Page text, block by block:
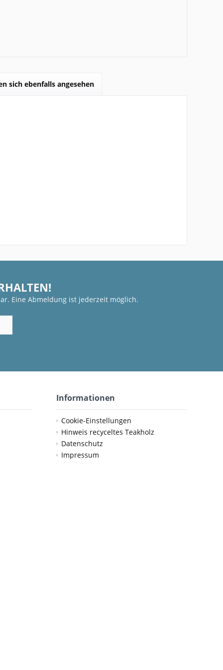
sich ebenfalls angesehen
Eine Abmeldung ist jederzeit möglich.
Informationen
Cookie-Einstellungen
Hinweis recyceltes Teakholz
Datenschutz
Impressum